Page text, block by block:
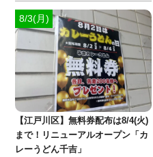
8/3(月)
【江戸川区】無料券配布は8/4(火)
まで！リニューアルオープン「カ
レーうどん千吉」